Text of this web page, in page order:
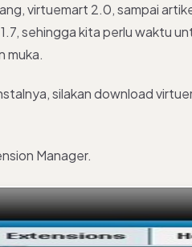
virtuemart 2.0, sampai
sehingga kita perlu waktu
muka.
silakan download
Manager.